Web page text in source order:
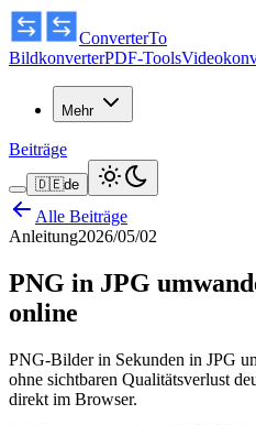
ConverterTo
BildkonverterPDF-Tools
Mehr
Beiträge
🇩🇪de
Alle Beiträge
Anleitung2026/05/02
PNG in JPG
online
PNG-Bilder in Sekunden in JPG
ohne sichtbaren Qualitätsverlust
direkt im Browser.